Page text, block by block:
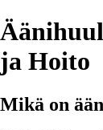
ja Hoito
Mikä on